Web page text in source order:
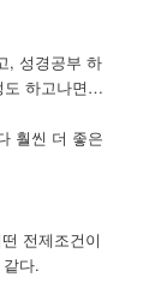
, 성경공부 하
도 하고나면…
훨씬 더 좋은
전제조건이
다.